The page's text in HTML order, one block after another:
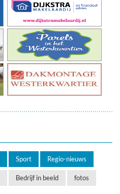
Sport Regio-nieuws
Bedrijf in beeld fotos